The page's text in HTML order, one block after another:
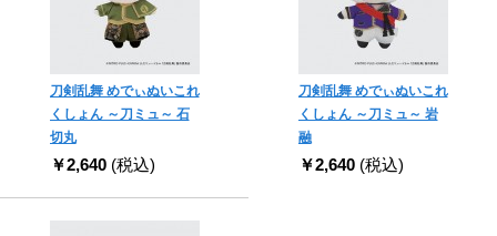
刀剣乱舞 めでぃぬいこれ
くしょん ～刀ミュ～ 石
切丸
￥2,640 (税込)
刀剣乱舞 めでぃぬいこれ
くしょん ～刀ミュ～ 岩
融
￥2,640 (税込)